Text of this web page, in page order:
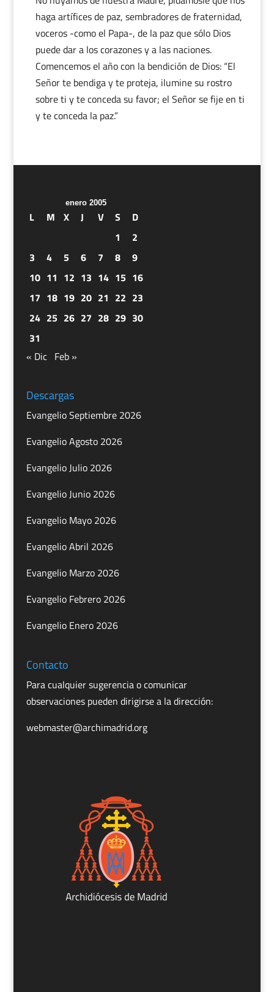
haga artífices de paz, sembradores de fraternidad,
voceros -como el Papa-, de la paz que sólo Dios
puede dar a los corazones y a las naciones.
Comencemos el año con la bendición de Dios: “El
Señor te bendiga y te proteja, ilumine su rostro
sobre ti y te conceda su favor; el Señor se fije en ti
y te conceda la paz.”
enero 2005
L M X J V S
D
1
2
3
4 5 6 7 8
9
10 11 12 13 14 15 16
17 18 19 20 21 22 23
24 25 26 27 28 29 30
31
« Dic Feb »
Descargas
Evangelio Septiembre 2026
Evangelio Agosto 2026
Evangelio Julio 2026
Evangelio Junio 2026
Evangelio Mayo 2026
Evangelio Abril 2026
Evangelio Marzo 2026
Evangelio Febrero 2026
Evangelio Enero 2026
Contacto
Para cualquier sugerencia o comunicar
observaciones pueden dirigirse a la dirección:
webmaster@archimadrid.org